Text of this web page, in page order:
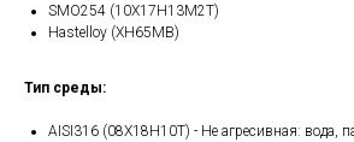
SMO254 (10Х17Н13М2Т)
Hastelloy (ХН65МВ)
Тип среды:
AISI316 (08Х18Н10Т) - Не агресивная: вода,